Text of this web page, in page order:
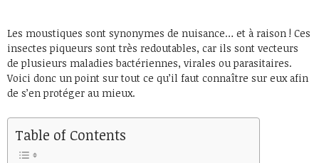
Les moustiques sont synonymes de nuisance… et à raison ! Ces
insectes piqueurs sont très redoutables, car ils sont vecteurs
de plusieurs maladies bactériennes, virales ou parasitaires.
Voici donc un point sur tout ce qu’il faut connaître sur eux afin
de s’en protéger au mieux.
Table of Contents